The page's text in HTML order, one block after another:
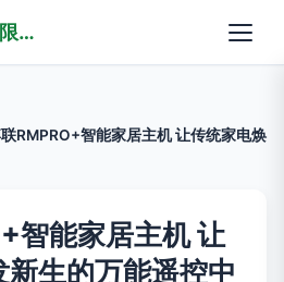
北京怀瑾沃瑜科技有限公司
RMPRO+智能家居主机 让传统家电焕
智能家居主机 让
生的万能遥控中